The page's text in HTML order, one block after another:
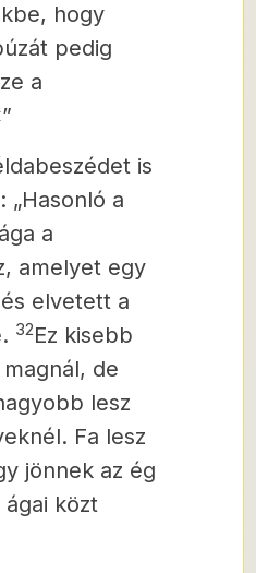
hogy
pedig
a
is
„Hasonló a
a
amelyet egy
elvetett a
32Ez kisebb
de
lesz
Fa lesz
jönnek az ég
ágai közt